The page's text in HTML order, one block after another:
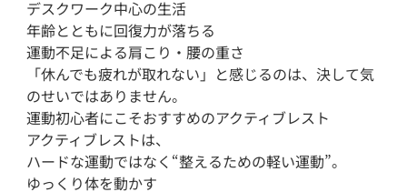
デスクワーク中心の生活
年齢とともに回復力が落ちる
運動不足による肩こり・腰の重さ
「休んでも疲れが取れない」と感じるのは、決して気
のせいではありません。
運動初心者にこそおすすめのアクティブレスト
アクティブレストは、
ハードな運動ではなく“整えるための軽い運動”。
ゆっくり体を動かす